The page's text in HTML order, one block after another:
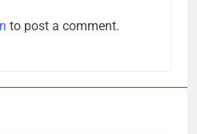
to post a comment.
анклаве: